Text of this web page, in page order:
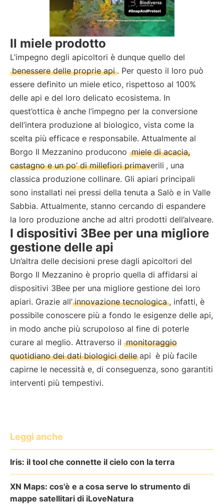
Il miele prodotto
L’impegno degli apicoltori è dunque quello del
benessere delle proprie api . Per questo il loro può
essere definito un miele etico, rispettoso al 100%
delle api e del loro delicato ecosistema. In
quest’ottica è anche l’impegno per la conversione
dell’intera produzione al biologico, vista come la
scelta più efficace e responsabile. Attualmente al
Borgo Il Mezzanino producono miele di acacia,
castagno e un po’ di millefiori primaverili , una
classica produzione collinare. Gli apiari principali
sono installati nei pressi della tenuta a Salò e in Valle
Sabbia. Attualmente, stanno cercando di espandere
la loro produzione anche ad altri prodotti dell’alveare.
I dispositivi 3Bee per una migliore
gestione delle api
Un’altra delle decisioni prese dagli apicoltori del
Borgo Il Mezzanino è proprio quella di affidarsi ai
dispositivi 3Bee per una migliore gestione dei loro
apiari. Grazie all’ innovazione tecnologica , infatti, è
possibile conoscere più a fondo le esigenze delle api,
in modo anche più scrupoloso al fine di poterle
curare al meglio. Attraverso il monitoraggio
quotidiano dei dati biologici delle api è più facile
capirne le necessità e, di conseguenza, sono garantiti
interventi più tempestivi.
Leggi anche
Iris: il tool che connette il cielo con la terra
XN Maps: cos'è e a cosa serve lo strumento di
mappe satellitari di iLoveNatura